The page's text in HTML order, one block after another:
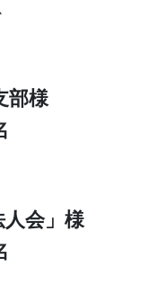
部様
人会」様